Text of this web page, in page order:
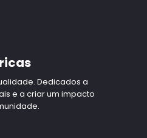
Dedicados a
e a criar um impacto